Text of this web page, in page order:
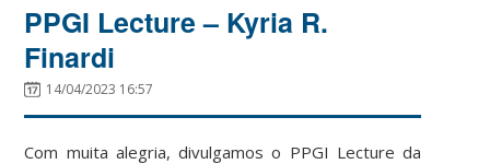
PPGI Lecture – Kyria R.
Finardi
14/04/2023 16:57
Com muita alegria, divulgamos o PPGI Lecture da